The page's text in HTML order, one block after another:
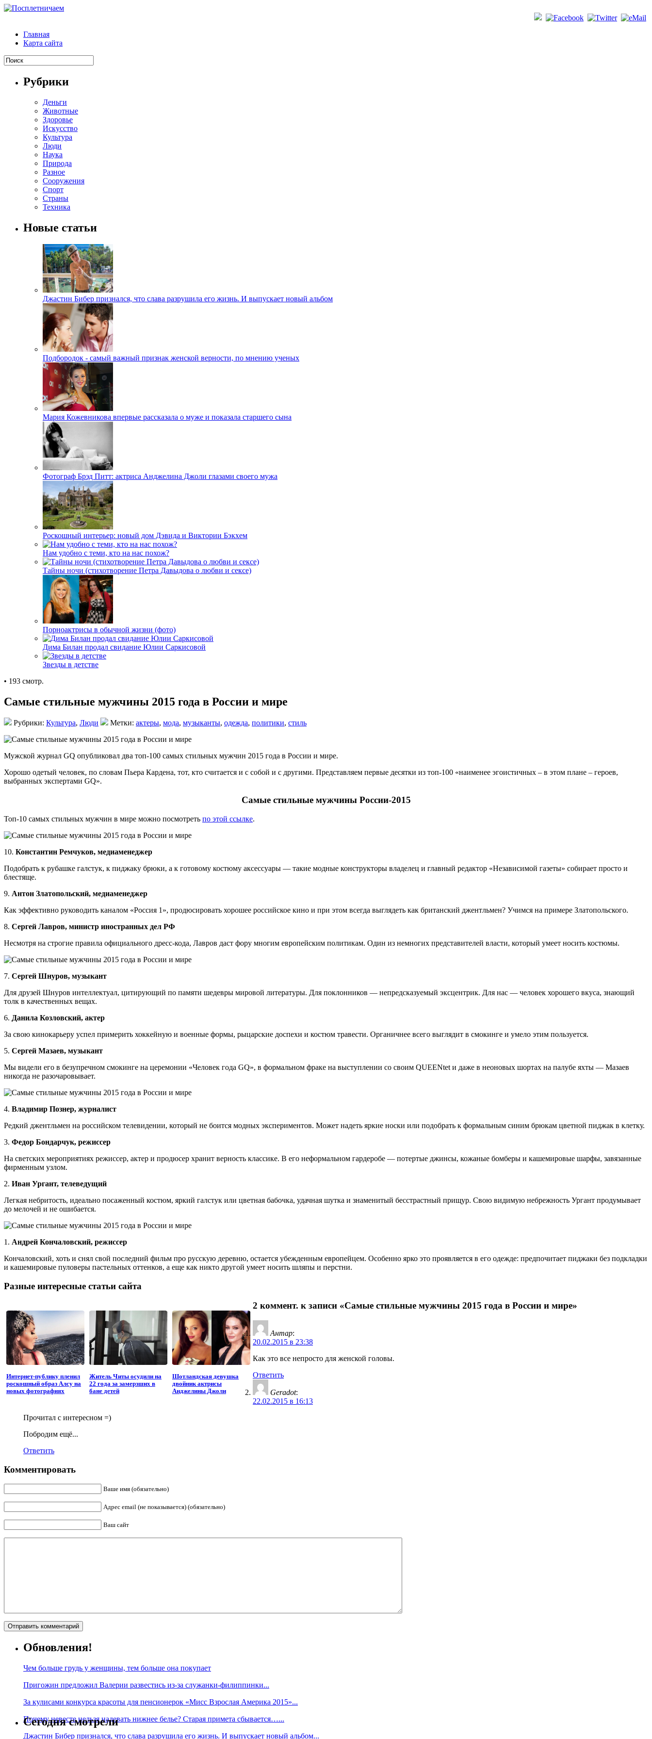
Главная
Карта сайта
Рубрики
Деньги
Животные
Здоровье
Искусство
Культура
Люди
Наука
Природа
Разное
Сооружения
Спорт
Страны
Техника
Новые статьи
Джастин Бибер признался, что слава разрушила его жизнь. И выпускает новый альбом
Подбородок - самый важный признак женской верности, по мнению ученых
Мария Кожевникова впервые рассказала о муже и показала старшего сына
Фотограф Брэд Питт: актриса Анджелина Джоли глазами своего мужа
Роскошный интерьер: новый дом Дэвида и Виктории Бэкхем
Нам удобно с теми, кто на нас похож?
Тайны ночи (стихотворение Петра Давыдова о любви и сексе)
Порноактрисы в обычной жизни (фото)
Дима Билан продал свидание Юлии Саркисовой
Звезды в детстве
• 193 смотр.
Самые стильные мужчины 2015 года в России и мире
Рубрики: Культура, Люди Метки: актеры, мода, музыканты, одежда, политики, стиль
Мужской журнал GQ опубликовал два топ-100 самых стильных мужчин 2015 года в России и мире.
Хорошо одетый человек, по словам Пьера Кардена, тот, кто считается и с собой и с другими. Представляем первые десятки из топ-100 «наименее эгоистичных – в этом плане – героев,
выбранных экспертами GQ».
Самые стильные мужчины России-2015
Топ-10 самых стильных мужчин в мире можно посмотреть по этой ссылке.
10. Константин Ремчуков, медиаменеджер
Подобрать к рубашке галстук, к пиджаку брюки, а к готовому костюму аксессуары — такие модные конструкторы владелец и главный редактор «Независимой газеты» собирает просто и
блестяще.
9. Антон Златопольский, медиаменеджер
Как эффективно руководить каналом «Россия 1», продюсировать хорошее российское кино и при этом всегда выглядеть как британский джентльмен? Учимся на примере Златопольского.
8. Сергей Лавров, министр иностранных дел РФ
Несмотря на строгие правила официального дресс-кода, Лавров даст фору многим европейским политикам. Один из немногих представителей власти, который умеет носить костюмы.
7. Сергей Шнуров, музыкант
Для друзей Шнуров интеллектуал, цитирующий по памяти шедевры мировой литературы. Для поклонников — непредсказуемый эксцентрик. Для нас — человек хорошего вкуса, знающий
толк в качественных вещах.
6. Данила Козловский, актер
За свою кинокарьеру успел примерить хоккейную и военные формы, рыцарские доспехи и костюм травести. Органичнее всего выглядит в смокинге и умело этим пользуется.
5. Сергей Мазаев, музыкант
Мы видели его в безупречном смокинге на церемонии «Человек года GQ», в формальном фраке на выступлении со своим QUEENtet и даже в неоновых шортах на палубе яхты — Мазаев
никогда не разочаровывает.
4. Владимир Познер, журналист
Редкий джентльмен на российском телевидении, который не боится модных экспериментов. Может надеть яркие носки или подобрать к формальным синим брюкам цветной пиджак в клетку.
3. Федор Бондарчук, режиссер
На светских мероприятиях режиссер, актер и продюсер хранит верность классике. В его неформальном гардеробе — потертые джинсы, кожаные бомберы и кашемировые шарфы, завязанные
фирменным узлом.
2. Иван Ургант, телеведущий
Легкая небритость, идеально посаженный костюм, яркий галстук или цветная бабочка, удачная шутка и знаменитый бесстрастный прищур. Свою видимую небрежность Ургант продумывает
до мелочей и не ошибается.
1. Андрей Кончаловский, режиссер
Кончаловский, хоть и снял свой последний фильм про русскую деревню, остается убежденным европейцем. Особенно ярко это проявляется в его одежде: предпочитает пиджаки без подкладки
и кашемировые пуловеры пастельных оттенков, а еще как никто другой умеет носить шляпы и перстни.
Разные интересные статьи сайта
Интернет-публику пленил
роскошный образ Алсу на
новых фотографиях
Житель Читы осудили на
22 года за замерзших в
бане детей
Шотландская девушка
двойник актрисы
Анджелины Джоли
2 коммент. к записи «Самые стильные мужчины 2015 года в России и мире»
Антар:
20.02.2015 в 23:38
Как это все непросто для женской головы.
Ответить
Geradot:
22.02.2015 в 16:13
Прочитал с интересном =)
Побродим ещё...
Ответить
Комментировать
Ваше имя (обязательно)
Адрес email (не показывается) (обязательно)
Ваш сайт
Обновления!
Чем больше грудь у женщины, тем больше она покупает
Пригожин предложил Валерии развестись из-за служанки-филиппинки...
За кулисами конкурса красоты для пенсионерок «Мисс Взрослая Америка 2015»...
Почему невесте нельзя надевать нижнее белье? Старая примета сбывается…...
Джастин Бибер признался, что слава разрушила его жизнь. И выпускает новый альбом...
Сегодня смотрели